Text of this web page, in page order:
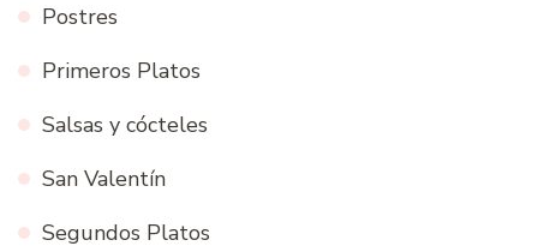
Postres
Primeros Platos
Salsas y cócteles
San Valentín
Segundos Platos